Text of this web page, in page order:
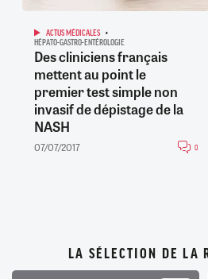
ACTUS MÉDICALES
HÉPATO-GASTRO-ENTÉROLOGIE
Des cliniciens français
mettent au point le
premier test simple non
invasif de dépistage de la
NASH
07/07/2017 0
LA SÉLECTION DE LA